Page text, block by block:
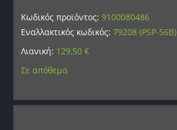
Κωδικός προϊόντος:9100080486
Εναλλακτικός κωδικός:79208 (PSP-56B)
Λιανική: 129,50€
Σε απόθεμα